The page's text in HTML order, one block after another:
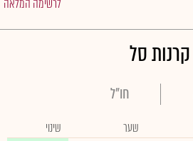
לרשימה המלאה
קרנות סל
חו"ל
שער שינוי